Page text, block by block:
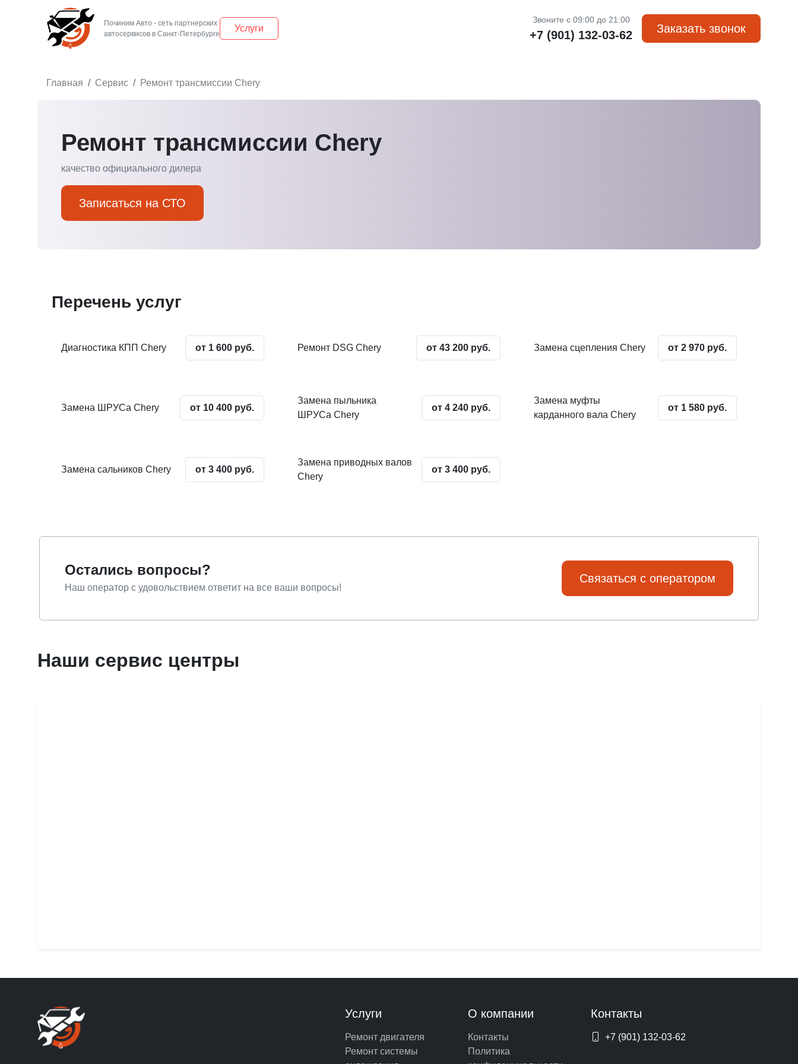
Починим Авто - сеть партнерских
Услуги
Звоните с 09:00 до 21:00
+7 (901) 132-03-62 Заказать звонок
Главная Сервис Ремонт трансмиссии Chery
Ремонт трансмиссии Chery
качество официального дилера
Записаться на СТО
Перечень услуг
Диагностика КПП Chery от 1 600 руб. Ремонт DSG Chery от 43 200 руб. Замена сцепления Chery от 2 970 руб.
Замена ШРУСа Chery от 10 400 руб.
Замена пыльника
ШРУСа Chery
от 4 240 руб.
Замена муфты
карданного вала Chery
от 1 580 руб.
Замена сальников Chery от 3 400 руб.
Замена приводных валов
Chery
от 3 400 руб.
Остались вопросы?
Наш оператор с удовольствием ответит на все ваши вопросы!
Связаться с оператором
Наши сервис центры
Услуги
Ремонт двигателя
Ремонт системы
О компании
Контакты
Политика
Контакты
+7 (901) 132-03-62